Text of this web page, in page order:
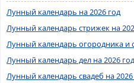
Лунный календарь на 2026 год
Лунный календарь стрижек на
Лунный календарь огородника и
Лунный календарь дел на 2026 год
Лунный календарь свадеб на 2026